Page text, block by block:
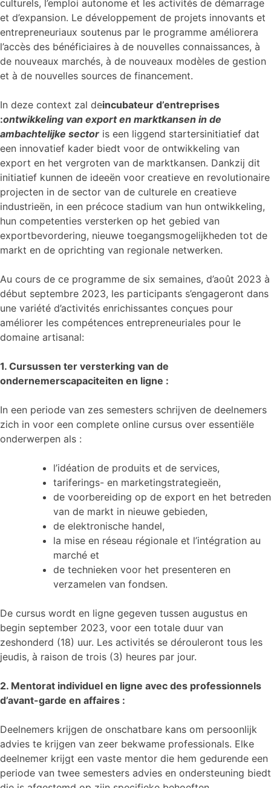
culturels, l’emploi autonome et les activités de démarrage
et d’expansion. Le développement de projets innovants et
entrepreneuriaux soutenus par le programme améliorera
l’accès des bénéficiaires à de nouvelles connaissances, à
de nouveaux marchés, à de nouveaux modèles de gestion
et à de nouvelles sources de financement.
In deze context zal deincubateur d’entreprises
:ontwikkeling van export en marktkansen in de
ambachtelijke sector is een liggend startersinitiatief dat
een innovatief kader biedt voor de ontwikkeling van
export en het vergroten van de marktkansen. Dankzij dit
initiatief kunnen de ideeën voor creatieve en revolutionaire
projecten in de sector van de culturele en creatieve
industrieën, in een précoce stadium van hun ontwikkeling,
hun competenties versterken op het gebied van
exportbevordering, nieuwe toegangsmogelijkheden tot de
markt en de oprichting van regionale netwerken.
Au cours de ce programme de six semaines, d’août 2023 à
début septembre 2023, les participants s’engageront dans
une variété d’activités enrichissantes conçues pour
améliorer les compétences entrepreneuriales pour le
domaine artisanal:
1. Cursussen ter versterking van de
ondernemerscapaciteiten en ligne :
In een periode van zes semesters schrijven de deelnemers
zich in voor een complete online cursus over essentiële
onderwerpen als :
l’idéation de produits et de services,
tariferings- en marketingstrategieën,
de voorbereiding op de export en het betreden
van de markt in nieuwe gebieden,
de elektronische handel,
la mise en réseau régionale et l’intégration au
marché et
de technieken voor het presenteren en
verzamelen van fondsen.
De cursus wordt en ligne gegeven tussen augustus en
begin september 2023, voor een totale duur van
zeshonderd (18) uur. Les activités se dérouleront tous les
jeudis, à raison de trois (3) heures par jour.
2. Mentorat individuel en ligne avec des professionnels
d’avant-garde en affaires :
Deelnemers krijgen de onschatbare kans om persoonlijk
advies te krijgen van zeer bekwame professionals. Elke
deelnemer krijgt een vaste mentor die hem gedurende een
periode van twee semesters advies en ondersteuning biedt